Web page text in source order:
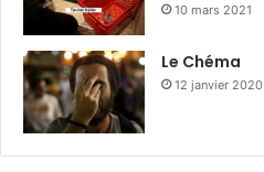
10 mars 2021
Le Chéma
12 janvier 2020